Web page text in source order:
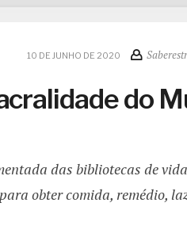
10 DE JUNHO DE 2020
do
das bibliotecas de
obter comida, remédio,